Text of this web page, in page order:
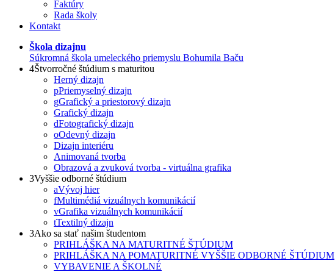
Faktúry
Rada školy
Kontakt
Škola dizajnu
Súkromná škola umeleckého priemyslu Bohumila Baču
4Štvorročné štúdium s maturitou
Herný dizajn
pPriemyselný dizajn
gGrafický a priestorový dizajn
Grafický dizajn
dFotografický dizajn
oOdevný dizajn
Dizajn interiéru
Animovaná tvorba
Obrazová a zvuková tvorba - virtuálna grafika
3Vyššie odborné štúdium
aVývoj hier
fMultimédiá vizuálnych komunikácií
vGrafika vizuálnych komunikácií
tTextilný dizajn
3Ako sa stať našim študentom
PRIHLÁŠKA NA MATURITNÉ ŠTÚDIUM
PRIHLÁŠKA NA POMATURITNÉ VYŠŠIE ODBORNÉ ŠTÚDIUM
VYBAVENIE A ŠKOLNÉ